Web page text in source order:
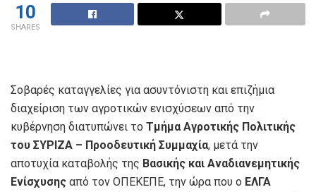
10
SHARES
Σοβαρές καταγγελίες για ασυντόνιστη και επιζήμια
διαχείριση των αγροτικών ενισχύσεων από την
κυβέρνηση διατυπώνει το Τμήμα Αγροτικής Πολιτικής
του ΣΥΡΙΖΑ – Προοδευτική Συμμαχία, μετά την
αποτυχία καταβολής της Βασικής και Αναδιανεμητικής
Ενίσχυσης από τον ΟΠΕΚΕΠΕ, την ώρα που ο ΕΛΓΑ